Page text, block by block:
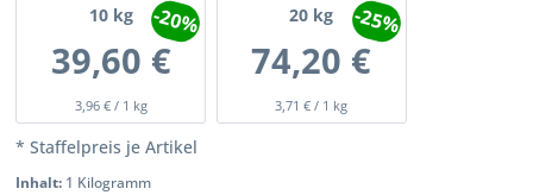
10kg
39,60 €
3,96 € / 1 kg
-20% 20 kg
74,20 €
3,71 € / 1 kg
-25%
* Staffelpreis je Artikel
Inhalt: 1 Kilogramm